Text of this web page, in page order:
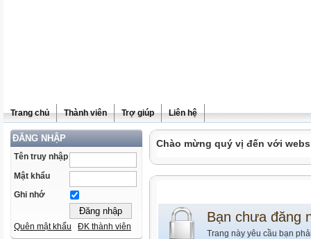
Trang chủ Thành viên Trợ giúp Liên hệ
ĐĂNG NHẬP
Tên truy nhập
Mật khẩu
Ghi nhớ
Quên mật khẩu ĐK thành viên
Chào mừng quý vị đến với
Bạn chưa đăng
Trang này yêu cầu bạn